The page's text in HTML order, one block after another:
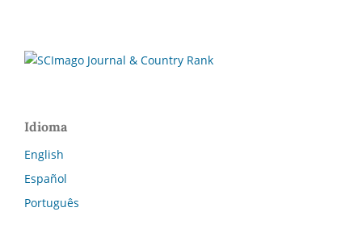
Idioma
English
Español
Português